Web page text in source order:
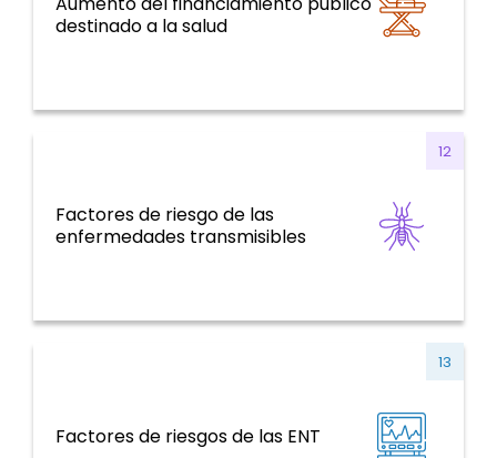
destinado a la salud
Sistemas y servicios de salud y curso de la
vida
Factores de riesgo de las
enfermedades transmisibles
12
Enfermedades Transmisibles
Factores de riesgos de las ENT
13
ENT y factores de riesgo, salud mental,
violencia y traumatismo